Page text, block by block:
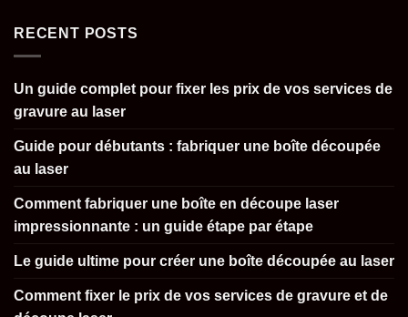
RECENT POSTS
Un guide complet pour fixer les prix de vos services de
gravure au laser
Guide pour débutants : fabriquer une boîte découpée
au laser
Comment fabriquer une boîte en découpe laser
impressionnante : un guide étape par étape
Le guide ultime pour créer une boîte découpée au laser
Comment fixer le prix de vos services de gravure et de